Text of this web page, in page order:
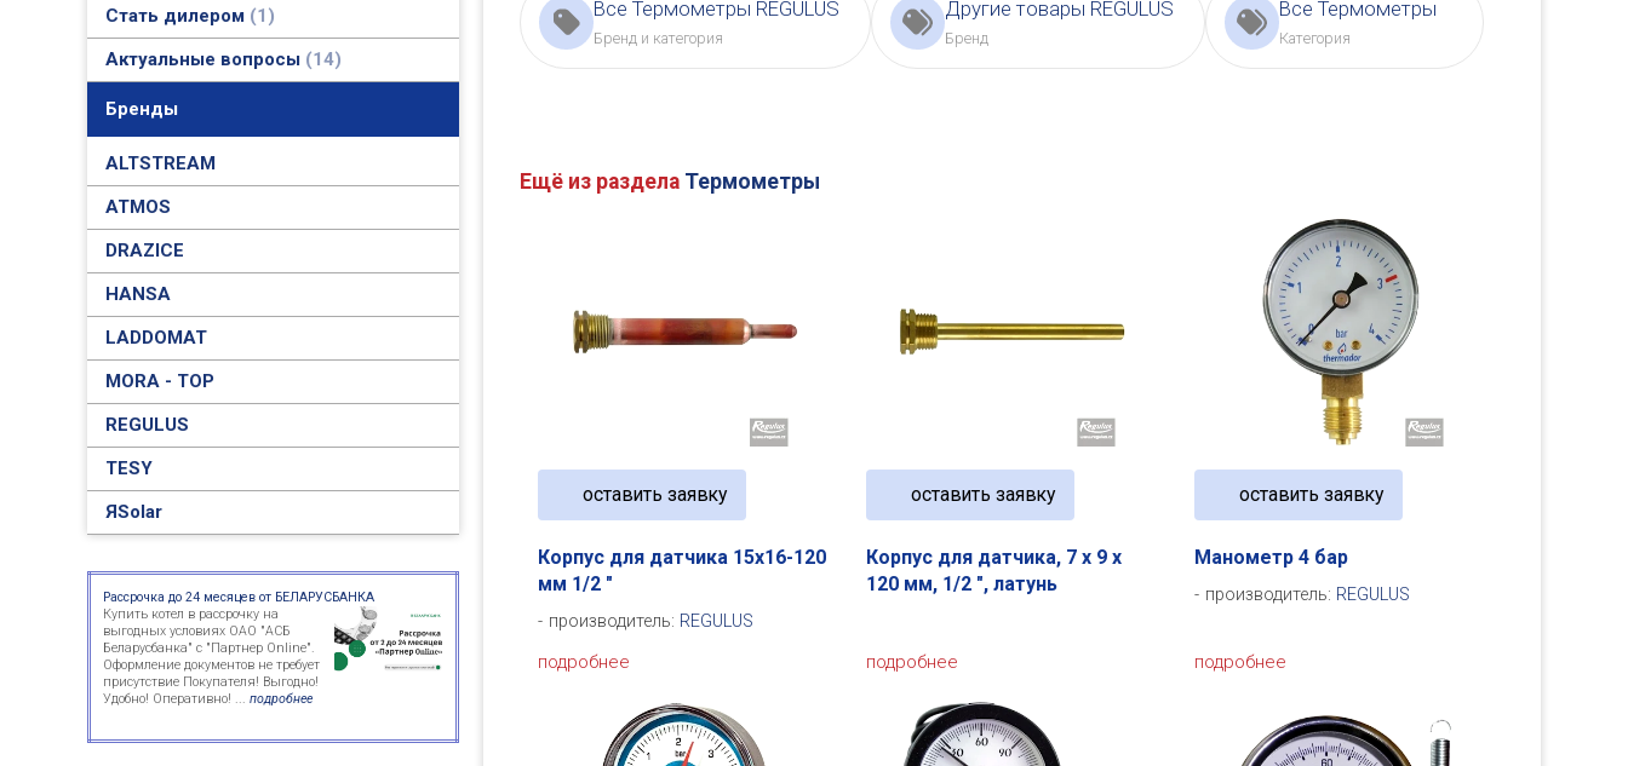
Стать дилером
1
Актуальные вопросы
14
Бренды
ALTSTREAM
ATMOS
DRAZICE
HANSA
LADDOMAT
MORA - TOP
REGULUS
TESY
ЯSolar
Рассрочка до 24 месяцев от БЕЛАРУСБАНКА
Купить котел в рассрочку на
выгодных условиях ОАО "АСБ
Беларусбанка" с "Партнер Online".
Оформление документов не требует
присутствие Покупателя! Выгодно!
Удобно! Оперативно! ... подробнее
Все Термометры REGULUS
Бренд и категория
Другие товары REGULUS
Бренд
Все Термометры
Категория
Ещё из раздела Термометры
Корпус для датчика 15x16-120
мм 1/2 "
производитель: REGULUS
подробнее
оставить заявку
Корпус для датчика, 7 x 9 x
120 мм, 1/2 ", латунь
подробнее
оставить заявку
Манометр 4 бар
производитель: REGULUS
подробнее
оставить заявку